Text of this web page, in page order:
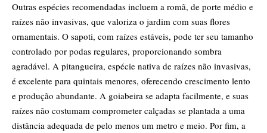
Outras espécies recomendadas incluem a romã, de porte médio e
raízes não invasivas, que valoriza o jardim com suas flores
ornamentais. O sapoti, com raízes estáveis, pode ter seu tamanho
controlado por podas regulares, proporcionando sombra
agradável. A pitangueira, espécie nativa de raízes não invasivas,
é excelente para quintais menores, oferecendo crescimento lento
e produção abundante. A goiabeira se adapta facilmente, e suas
raízes não costumam comprometer calçadas se plantada a uma
distância adequada de pelo menos um metro e meio. Por fim, a